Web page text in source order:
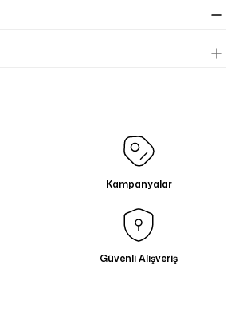
Kampanyalar
Güvenli Alışveriş